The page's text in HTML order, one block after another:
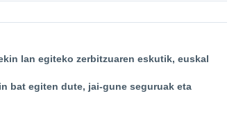
lan egiteko zerbitzuaren eskutik, euskal
bat egiten dute, jai-gune seguruak eta